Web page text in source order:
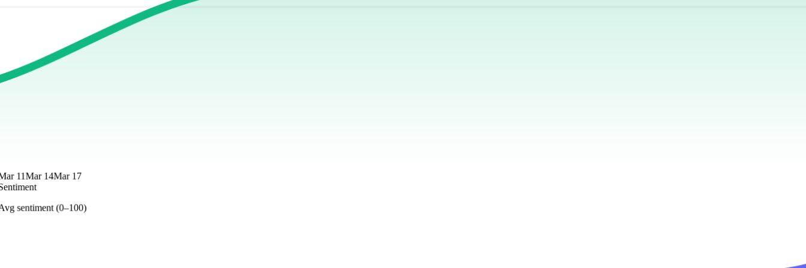
11Mar 14Mar 17
sentiment (0–100)